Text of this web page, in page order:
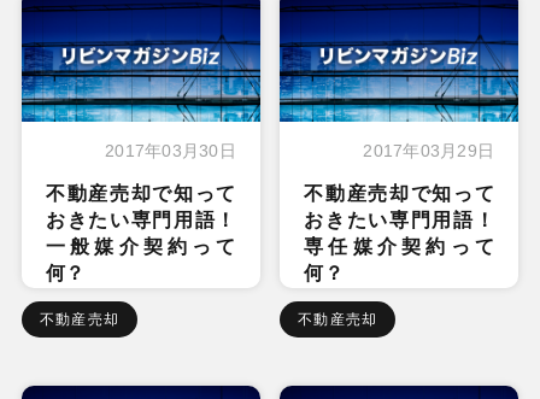
2017年03月30日
不動産売却で知って
おきたい専門用語！
一般媒介契約って
何？
不動産売却
2017年03月29日
不動産売却で知って
おきたい専門用語！
専任媒介契約って
何？
不動産売却